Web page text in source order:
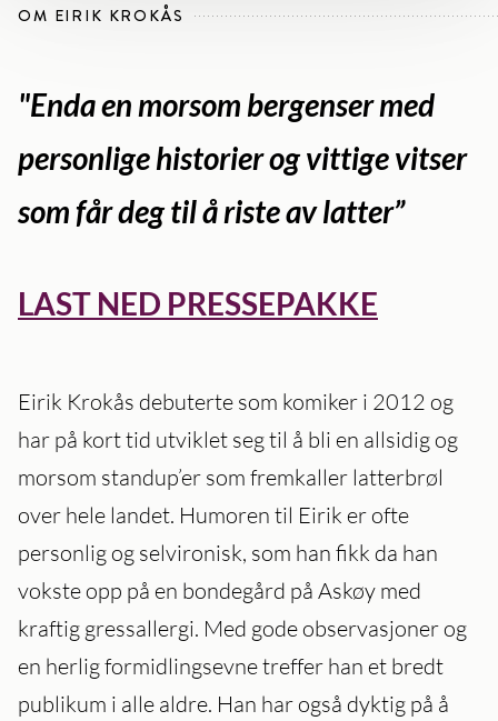
OM EIRIK KROKÅS
"Enda en morsom bergenser med
personlige historier og vittige vitser
som får deg til å riste av latter”
LAST NED PRESSEPAKKE
Eirik Krokås debuterte som komiker i 2012 og
har på kort tid utviklet seg til å bli en allsidig og
morsom standup’er som fremkaller latterbrøl
over hele landet. Humoren til Eirik er ofte
personlig og selvironisk, som han fikk da han
vokste opp på en bondegård på Askøy med
kraftig gressallergi. Med gode observasjoner og
en herlig formidlingsevne treffer han et bredt
publikum i alle aldre. Han har også dyktig på å